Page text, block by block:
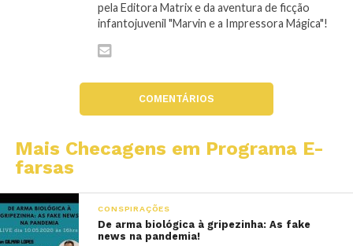
pela Editora Matrix e da aventura de ficção
infantojuvenil "Marvin e a Impressora Mágica"!
COMENTÁRIOS
Mais Checagens em Programa E-
farsas
CONSPIRAÇÕES
De arma biológica à gripezinha: As fake
news na pandemia!